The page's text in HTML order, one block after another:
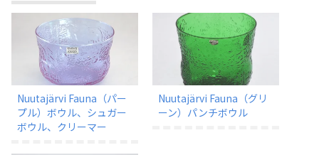
Nuutajärvi Fauna（パー
プル）ボウル、シュガー
ボウル、クリーマー
Nuutajärvi Fauna（グリ
ーン）パンチボウル